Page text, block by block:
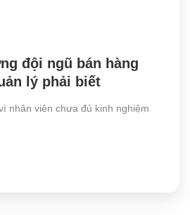
đội ngũ bán hàng
lý phải biết
nhân viên chưa đủ kinh nghiệm